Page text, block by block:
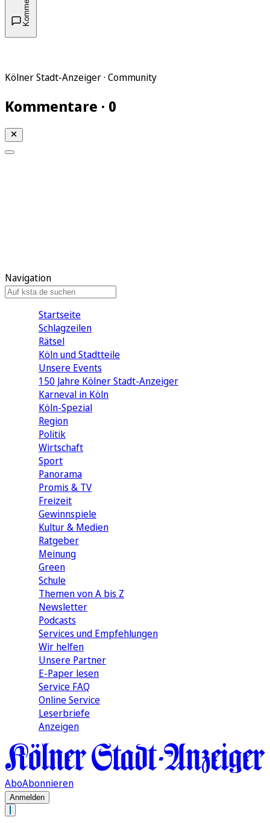
Kölner Stadt-Anzeiger · Community
Kommentare · 0
Navigation
Startseite
Schlagzeilen
Rätsel
Köln und Stadtteile
Unsere Events
150 Jahre Kölner Stadt-Anzeiger
Karneval in Köln
Köln-Spezial
Region
Politik
Wirtschaft
Sport
Panorama
Promis & TV
Freizeit
Gewinnspiele
Kultur & Medien
Ratgeber
Meinung
Green
Schule
Themen von A bis Z
Newsletter
Podcasts
Services und Empfehlungen
Wir helfen
Unsere Partner
E-Paper lesen
Service FAQ
Online Service
Leserbriefe
Anzeigen
AboAbonnieren
Anmelden